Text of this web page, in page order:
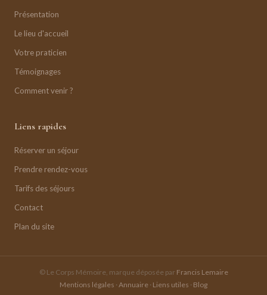
Présentation
Le lieu d'accueil
Votre praticien
Témoignages
Comment venir ?
Liens rapides
Réserver un séjour
Prendre rendez-vous
Tarifs des séjours
Contact
Plan du site
© Le Corps Mémoire, marque déposée par Francis Lemaire
Mentions légales · Annuaire · Liens utiles · Blog